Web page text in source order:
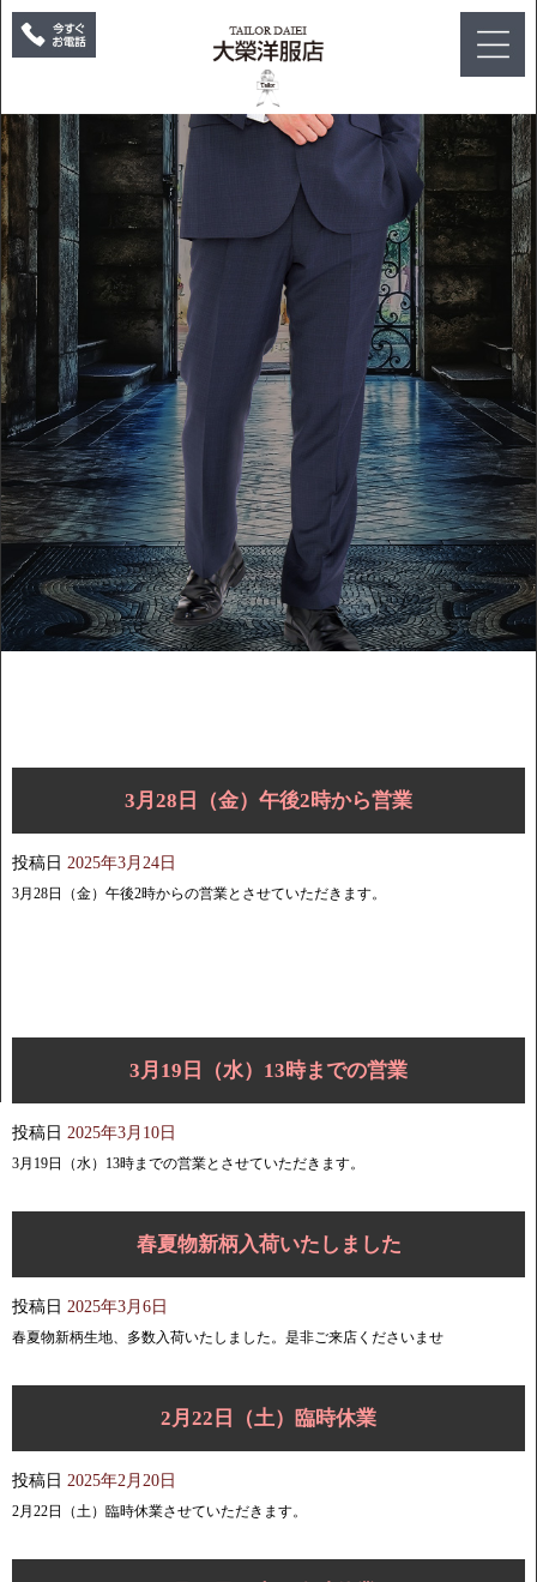
3月28日（金）午後2時から営業
投稿日 2025年3月24日
3月28日（金）午後2時からの営業とさせていただきます。
3月19日（水）13時までの営業
投稿日 2025年3月10日
3月19日（水）13時までの営業とさせていただきます。
春夏物新柄入荷いたしました
投稿日 2025年3月6日
春夏物新柄生地、多数入荷いたしました。是非ご来店くださいませ
2月22日（土）臨時休業
投稿日 2025年2月20日
2月22日（土）臨時休業させていただきます。